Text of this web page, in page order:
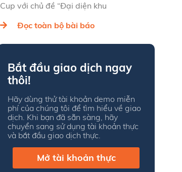
Cup với chủ đề “Đại diện khu
Đọc toàn bộ bài báo
Bắt đầu giao dịch ngay
thôi!
Hãy dùng thử tài khoản demo miễn
phí của chúng tôi để tìm hiểu về giao
dịch. Khi bạn đã sẵn sàng, hãy
chuyển sang sử dụng tài khoản thực
và bắt đầu giao dịch thực.
Mở tài khoản thực